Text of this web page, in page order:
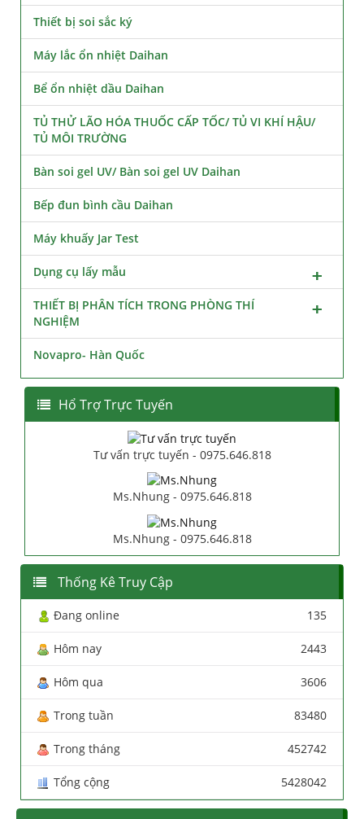
Thiết bị soi sắc ký
Máy lắc ổn nhiệt Daihan
Bể ổn nhiệt dầu Daihan
TỦ THỬ LÃO HÓA THUỐC CẤP TỐC/ TỦ VI KHÍ HẬU/
TỦ MÔI TRƯỜNG
Bàn soi gel UV/ Bàn soi gel UV Daihan
Bếp đun bình cầu Daihan
Máy khuấy Jar Test
Dụng cụ lấy mẫu
THIẾT BỊ PHÂN TÍCH TRONG PHÒNG THÍ
NGHIỆM
Novapro- Hàn Quốc
Hổ Trợ Trực Tuyến
Tư vấn trực tuyến - 0975.646.818
Ms.Nhung - 0975.646.818
Ms.Nhung - 0975.646.818
Thống Kê Truy Cập
Đang online 135
Hôm nay 2443
Hôm qua 3606
Trong tuần 83480
Trong tháng 452742
Tổng cộng 5428042